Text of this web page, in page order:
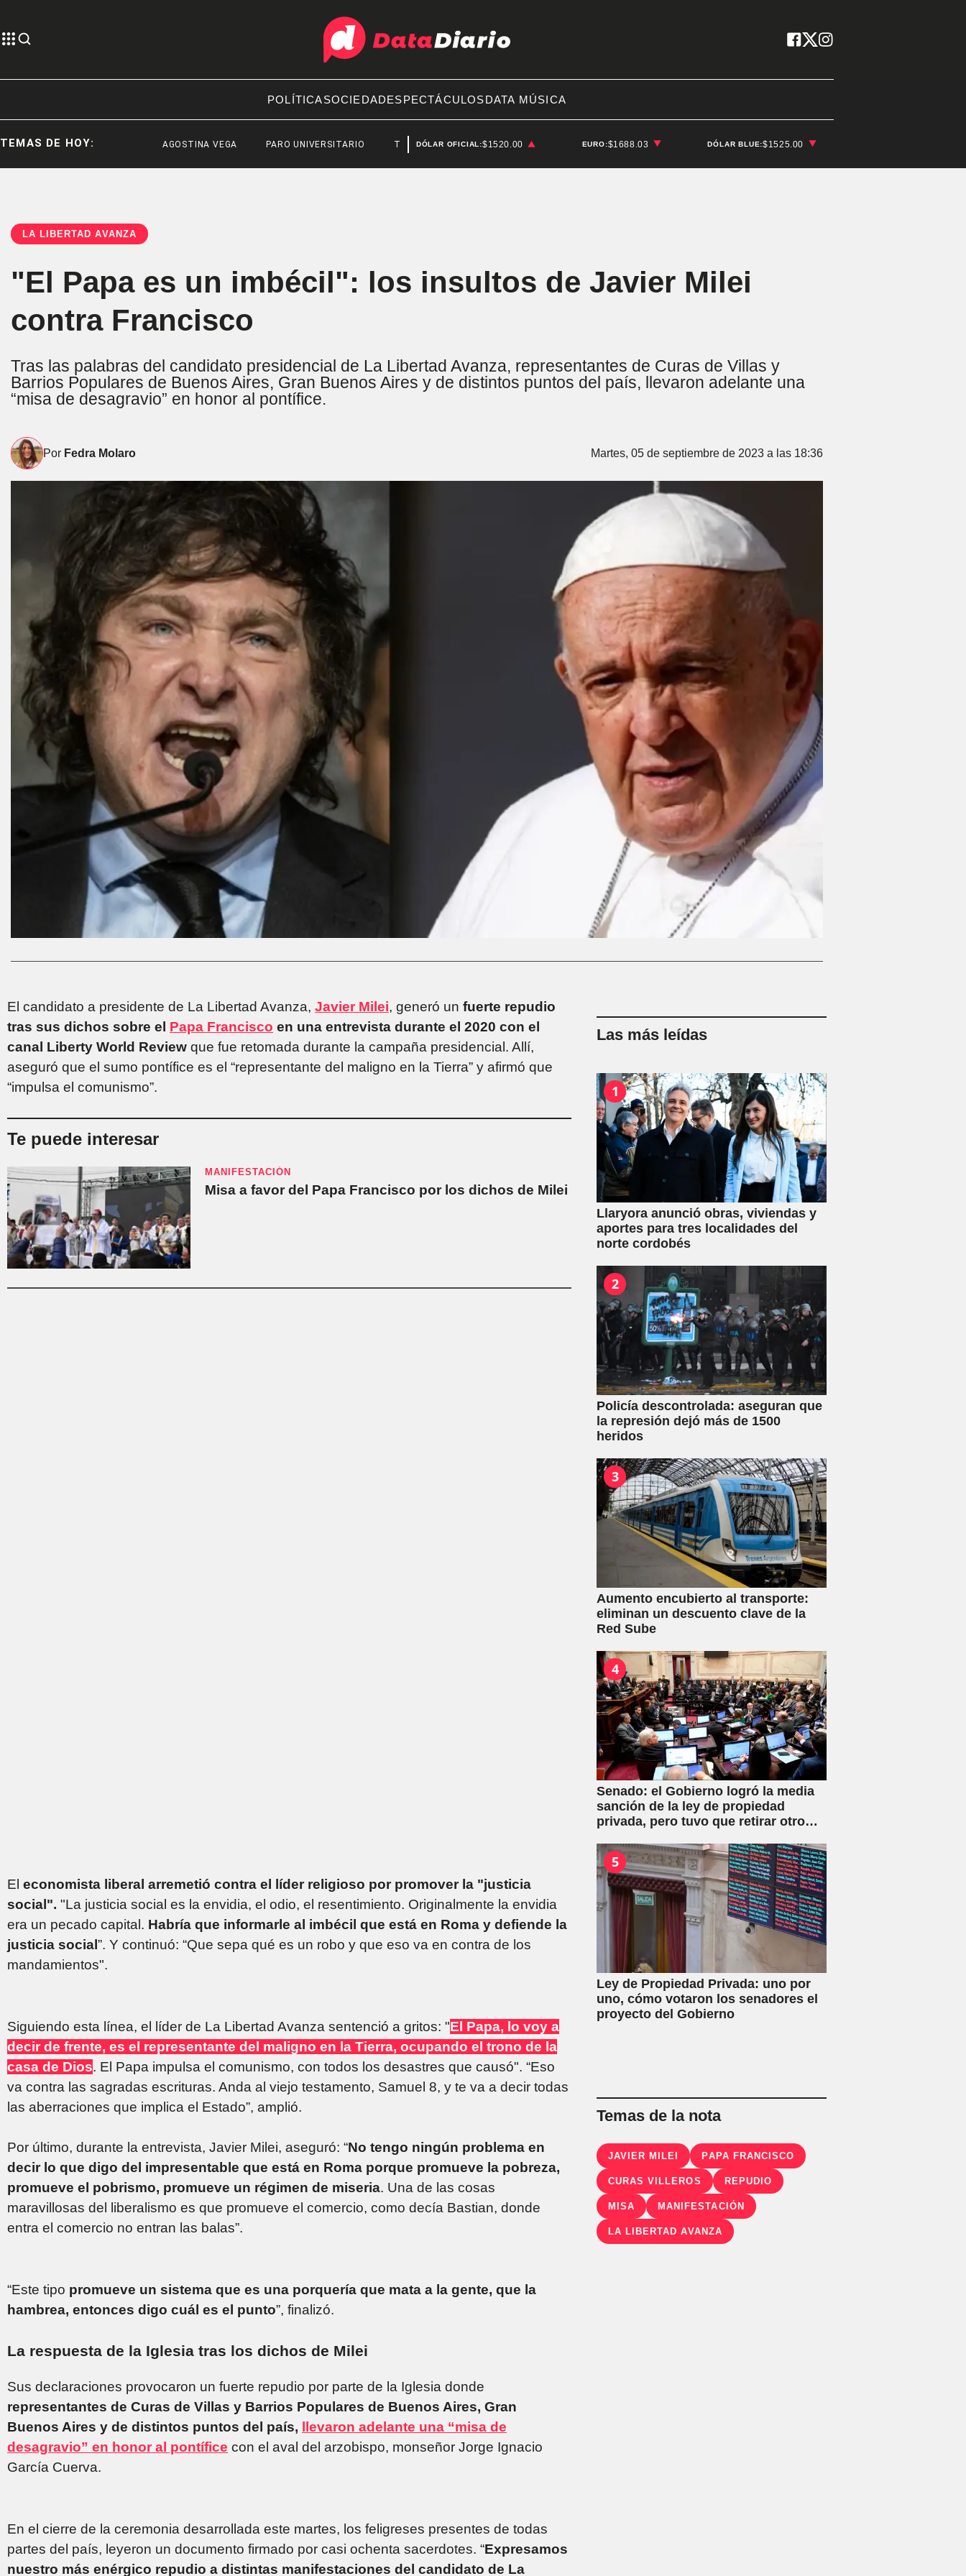
POLÍTICASOCIEDADESPECTÁCULOSDATA MÚSICA
TEMAS DE HOY: AGOSTINA VEGA PARO UNIVERSITARIO TOYOTA DÓLAR OFICIAL:$1520.00 EURO:$1688.03 DÓLAR BLUE:$1525.00
LA LIBERTAD AVANZA
"El Papa es un imbécil": los insultos de Javier Milei
contra Francisco
Tras las palabras del candidato presidencial de La Libertad Avanza, representantes de Curas de Villas y
Barrios Populares de Buenos Aires, Gran Buenos Aires y de distintos puntos del país, llevaron adelante una
“misa de desagravio” en honor al pontífice.
Por Fedra Molaro Martes, 05 de septiembre de 2023 a las 18:36
El candidato a presidente de La Libertad Avanza, Javier Milei, generó un fuerte repudio
tras sus dichos sobre el Papa Francisco en una entrevista durante el 2020 con el
canal Liberty World Review que fue retomada durante la campaña presidencial. Allí,
aseguró que el sumo pontífice es el “representante del maligno en la Tierra” y afirmó que
“impulsa el comunismo”.
Te puede interesar
MANIFESTACIÓN
Misa a favor del Papa Francisco por los dichos de Milei
El economista liberal arremetió contra el líder religioso por promover la "justicia
social". "La justicia social es la envidia, el odio, el resentimiento. Originalmente la envidia
era un pecado capital. Habría que informarle al imbécil que está en Roma y defiende la
justicia social”. Y continuó: “Que sepa qué es un robo y que eso va en contra de los
mandamientos".
Siguiendo esta línea, el líder de La Libertad Avanza sentenció a gritos: "El Papa, lo voy a
decir de frente, es el representante del maligno en la Tierra, ocupando el trono de la
casa de Dios. El Papa impulsa el comunismo, con todos los desastres que causó". “Eso
va contra las sagradas escrituras. Anda al viejo testamento, Samuel 8, y te va a decir todas
las aberraciones que implica el Estado”, amplió.
Por último, durante la entrevista, Javier Milei, aseguró: “No tengo ningún problema en
decir lo que digo del impresentable que está en Roma porque promueve la pobreza,
promueve el pobrismo, promueve un régimen de miseria. Una de las cosas
maravillosas del liberalismo es que promueve el comercio, como decía Bastian, donde
entra el comercio no entran las balas”.
“Este tipo promueve un sistema que es una porquería que mata a la gente, que la
hambrea, entonces digo cuál es el punto”, finalizó.
La respuesta de la Iglesia tras los dichos de Milei
Sus declaraciones provocaron un fuerte repudio por parte de la Iglesia donde
representantes de Curas de Villas y Barrios Populares de Buenos Aires, Gran
Buenos Aires y de distintos puntos del país, llevaron adelante una “misa de
desagravio” en honor al pontífice con el aval del arzobispo, monseñor Jorge Ignacio
García Cuerva.
En el cierre de la ceremonia desarrollada este martes, los feligreses presentes de todas
partes del país, leyeron un documento firmado por casi ochenta sacerdotes. “Expresamos
nuestro más enérgico repudio a distintas manifestaciones del candidato de La
Las más leídas
1
Llaryora anunció obras, viviendas y
aportes para tres localidades del
norte cordobés
2
Policía descontrolada: aseguran que
la represión dejó más de 1500
heridos
3
Aumento encubierto al transporte:
eliminan un descuento clave de la
Red Sube
4
Senado: el Gobierno logró la media
sanción de la ley de propiedad
privada, pero tuvo que retirar otro
5
Ley de Propiedad Privada: uno por
uno, cómo votaron los senadores el
proyecto del Gobierno
Temas de la nota
JAVIER MILEI PAPA FRANCISCO
CURAS VILLEROS REPUDIO
MISA MANIFESTACIÓN
LA LIBERTAD AVANZA